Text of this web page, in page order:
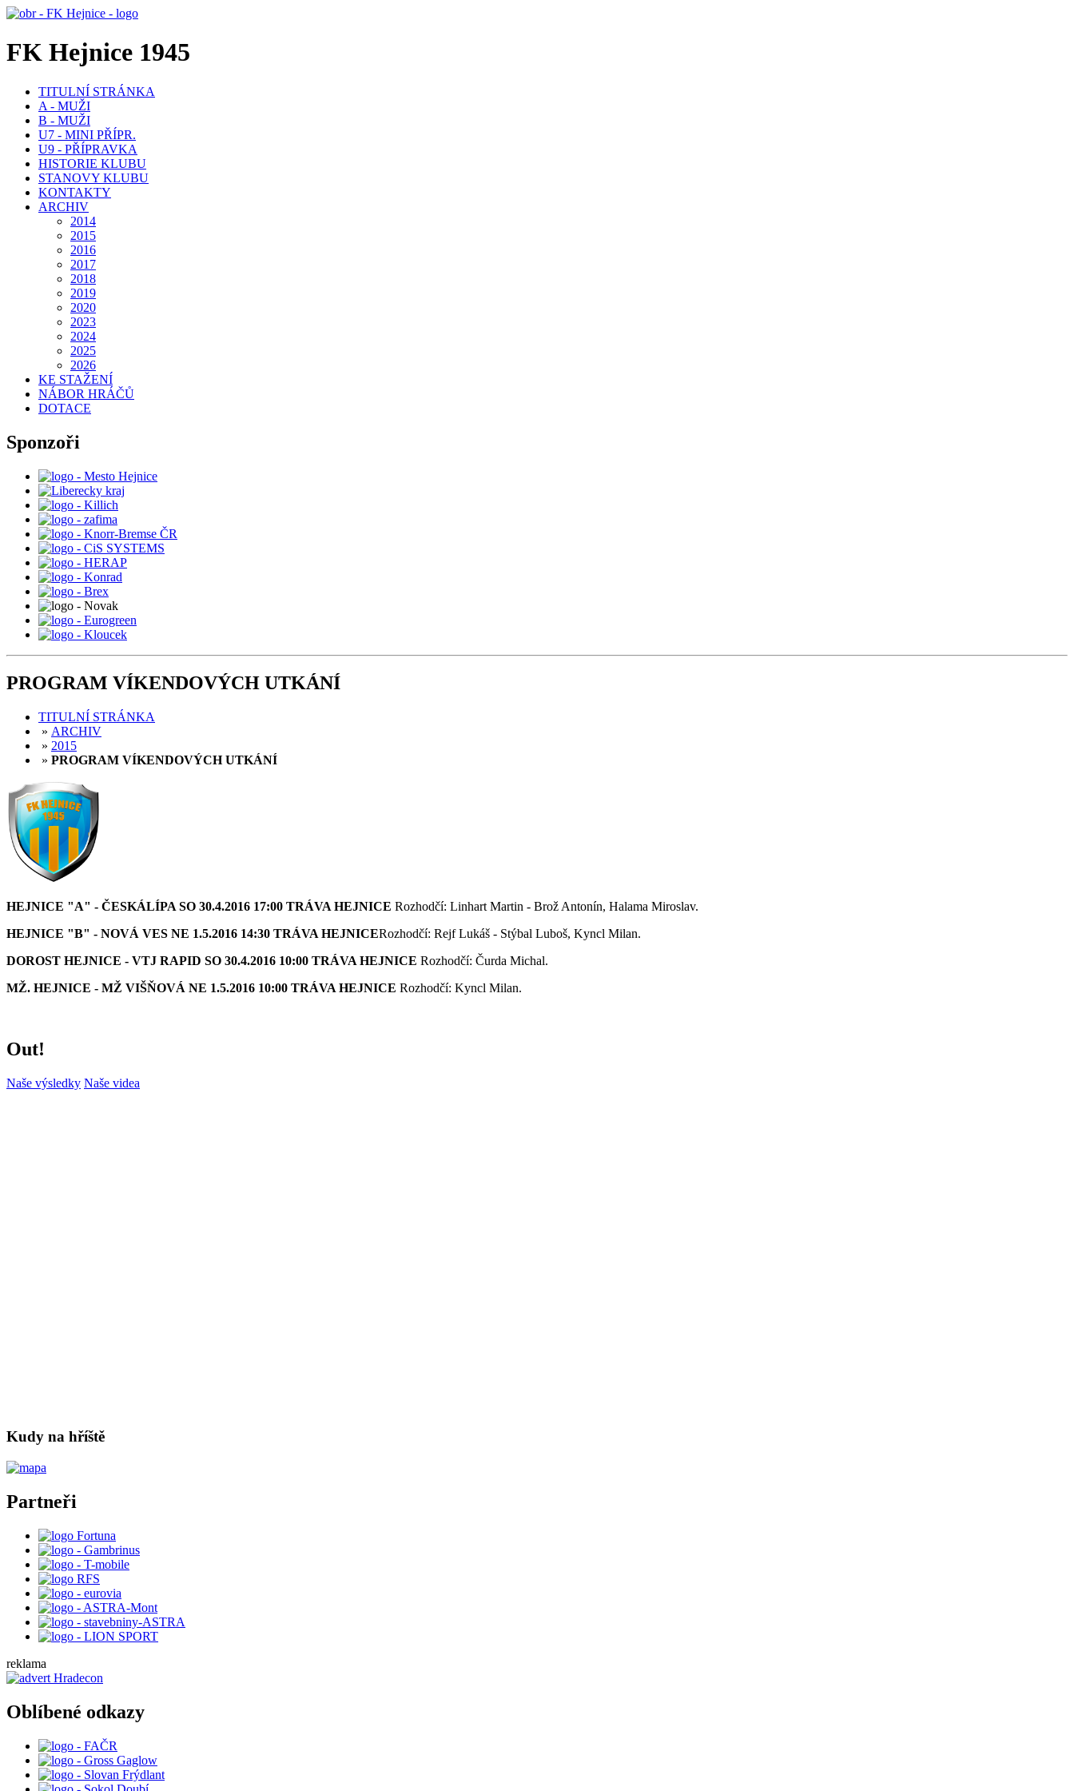
FK Hejnice 1945
TITULNÍ STRÁNKA
A - MUŽI
B - MUŽI
U7 - MINI PŘÍPR.
U9 - PŘÍPRAVKA
HISTORIE KLUBU
STANOVY KLUBU
KONTAKTY
ARCHIV
2014
2015
2016
2017
2018
2019
2020
2023
2024
2025
2026
KE STAŽENÍ
NÁBOR HRÁČŮ
DOTACE
Sponzoři
PROGRAM VÍKENDOVÝCH UTKÁNÍ
TITULNÍ STRÁNKA
» ARCHIV
» 2015
» PROGRAM VÍKENDOVÝCH UTKÁNÍ
HEJNICE "A" - ČESKÁLÍPA SO 30.4.2016 17:00 TRÁVA HEJNICE Rozhodčí: Linhart Martin - Brož Antonín, Halama Miroslav.
HEJNICE "B" - NOVÁ VES NE 1.5.2016 14:30 TRÁVA HEJNICERozhodčí: Rejf Lukáš - Stýbal Luboš, Kyncl Milan.
DOROST HEJNICE - VTJ RAPID SO 30.4.2016 10:00 TRÁVA HEJNICE Rozhodčí: Čurda Michal.
MŽ. HEJNICE - MŽ VIŠŇOVÁ NE 1.5.2016 10:00 TRÁVA HEJNICE Rozhodčí: Kyncl Milan.
Out!
Naše výsledky Naše videa
Kudy na hříště
Partneři
reklama
Oblíbené odkazy